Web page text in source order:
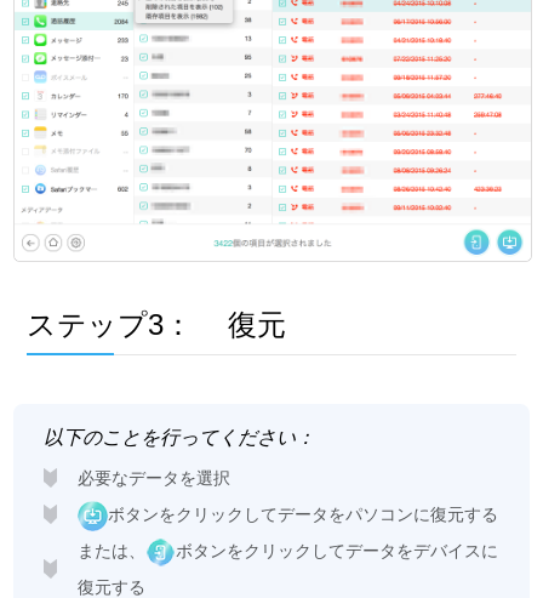
ステップ3： 復元
以下のことを行ってください：
必要なデータを選択
ボタンをクリックしてデータをパソコンに復元する
または、
ボタンをクリックしてデータをデバイスに
復元する